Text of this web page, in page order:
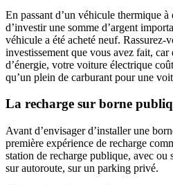
En passant d’un véhicule thermique
d’investir une somme d’argent
véhicule a été acheté neuf. Rassurez-
investissement que vous avez fait,
d’énergie, votre voiture électrique
qu’un plein de carburant pour une
La recharge sur borne
Avant d’envisager d’installer une
première expérience de recharge
station de recharge publique, avec ou
sur autoroute, sur un parking privé.